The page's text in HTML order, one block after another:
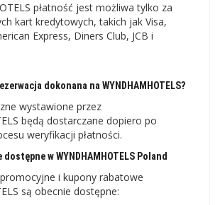
płatność jest możliwa tylko za
kart kredytowych, takich jak Visa,
Express, Diners Club, JCB i
dokonana na WYNDHAMHOTELS?
wystawione przez
będą dostarczane dopiero po
weryfikacji płatności.
w WYNDHAMHOTELS Poland
i kupony rabatowe
są obecnie dostępne: